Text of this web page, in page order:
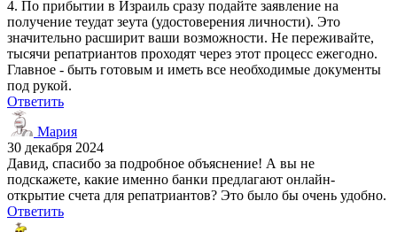
4. По прибытии в Израиль сразу подайте заявление на
получение теудат зеута (удостоверения личности). Это
значительно расширит ваши возможности. Не переживайте,
тысячи репатриантов проходят через этот процесс ежегодно.
Главное - быть готовым и иметь все необходимые документы
под рукой.
Ответить
Мария
30 декабря 2024
Давид, спасибо за подробное объяснение! А вы не
подскажете, какие именно банки предлагают онлайн-
открытие счета для репатриантов? Это было бы очень удобно.
Ответить